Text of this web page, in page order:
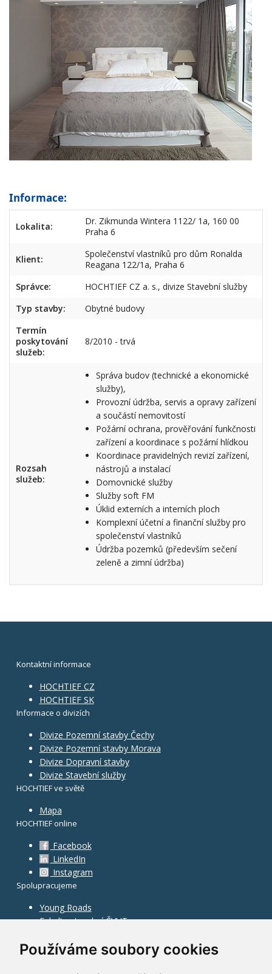
Používáme soubory cookies
Informace:
Lokalita:
Dr. Zikmunda Wintera 1122/ 1a, 160 00
Praha 6
Klient:
Společenství vlastníků pro dům Ronalda
Reagana 122/1a, Praha 6
Správce:
HOCHTIEF CZ a. s., divize Stavební služby
Typ stavby:
Obytné budovy
Termín
poskytování
služeb:
8/2010 - trvá
Rozsah
služeb:
Správa budov (technické a ekonomické
služby),
Provozní údržba, servis a opravy zařízení
a součástí nemovitostí
Požární ochrana, prověřování funkčnosti
zařízení a koordinace s požární hlídkou
Koordinace pravidelných revizí zařízení,
nástrojů a instalací
Domovnické služby
Služby soft FM
Úklid externích a interních ploch
Komplexní účetní a finanční služby pro
společenství vlastníků
Údržba pozemků (především sečení
zeleně a zimní údržba)
Kontaktní informace
HOCHTIEF CZ
HOCHTIEF SK
Informace o divizích
Divize Pozemní stavby Čechy
Divize Pozemní stavby Morava
Divize Dopravní stavby
Divize Stavební služby
HOCHTIEF ve světě
Mapa
HOCHTIEF online
Facebook
LinkedIn
Instagram
Spolupracujeme
Young Roads
Fakulta stavební ČVUT